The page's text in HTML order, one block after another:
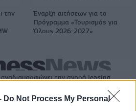
Do Not Process My Personal
την
Έναρξη αιτήσεων για το
Πρόγραμμα «Τουρισμός για
Όλους 2026-2027»
την αγορά leasing